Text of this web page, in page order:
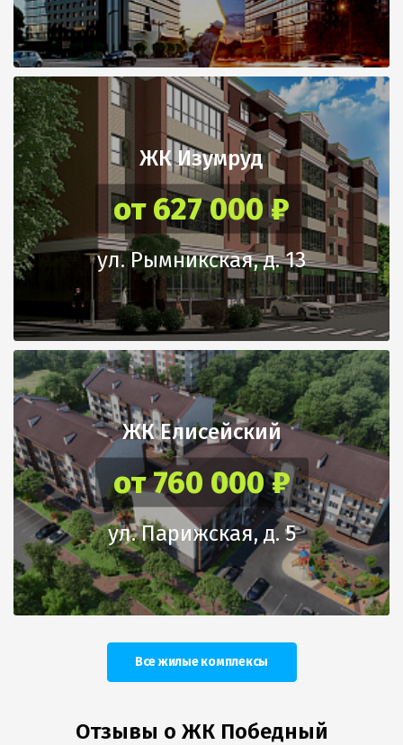
ЖК Изумруд
от 627 000 ₽
ул. Рымникская, д. 13
ЖК Елисейский
от 760 000 ₽
ул. Парижская, д. 5
Все жилые комплексы
Отзывы о ЖК Победный